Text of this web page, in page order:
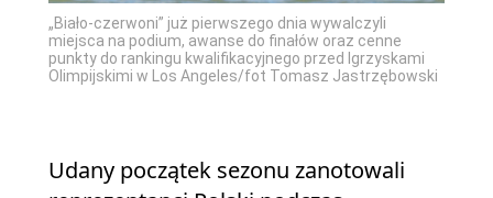
„Biało-czerwoni” już pierwszego dnia wywalczyli
miejsca na podium, awanse do finałów oraz cenne
punkty do rankingu kwalifikacyjnego przed Igrzyskami
Olimpijskimi w Los Angeles/fot Tomasz Jastrzębowski
Udany początek sezonu zanotowali